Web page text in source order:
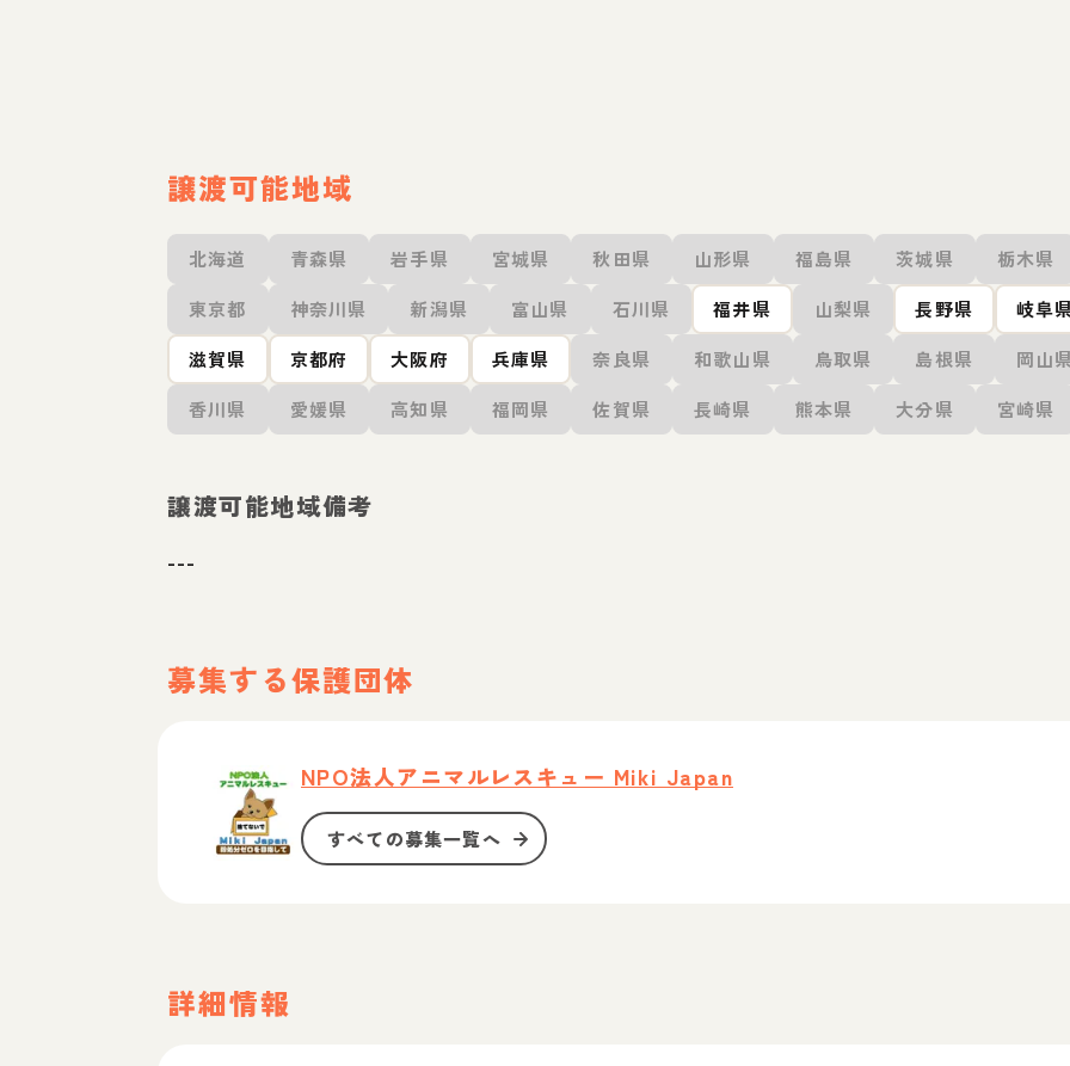
譲渡可能地域
北海道 青森県 岩手県 宮城県 秋田県 山形県 福島県 茨城県
栃木県
東京都
神奈川県 新潟県 富山県 石川県 福井県 山梨県 長野県
岐阜
滋賀県
京都府 大阪府 兵庫県 奈良県 和歌山県 鳥取県 島根県
岡山
香川県
愛媛県 高知県 福岡県 佐賀県 長崎県 熊本県 大分県 宮崎県
譲渡可能地域備考
---
募集する保護団体
NPO法人アニマルレスキュー Miki Japan
すべての募集一覧へ
詳細情報